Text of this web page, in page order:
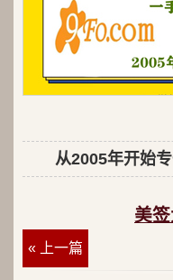
从2005年开始
美
« 上一篇